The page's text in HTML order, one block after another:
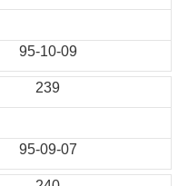
95-10-09
239
95-09-07